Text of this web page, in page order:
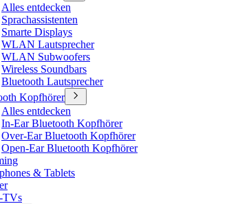
Alles entdecken
Sprachassistenten
Smarte Displays
WLAN Lautsprecher
WLAN Subwoofers
Wireless Soundbars
Bluetooth Lautsprecher
Kopfhörer
Alles entdecken
In-Ear Bluetooth Kopfhörer
Over-Ear Bluetooth Kopfhörer
Open-Ear Bluetooth Kopfhörer
& Tablets
TVs